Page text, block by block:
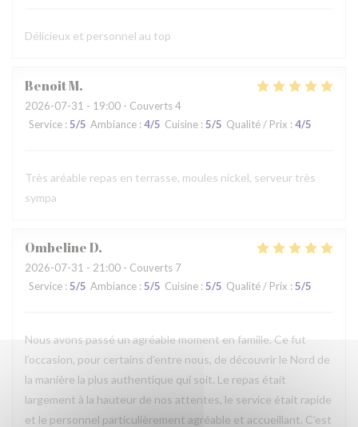
Délicieux et personnel au top
BenoitM
2026-07-31 - 19:00 - Couverts 4
Service : 5/5 Ambiance : 4/5 Cuisine : 5/5 Qualité / Prix : 4/5
Très aréable repas en terrasse, moules nickel, serveur très
sympa
OmbelineD
2026-07-31 - 21:00 - Couverts 7
Service : 5/5 Ambiance : 5/5 Cuisine : 5/5 Qualité / Prix : 5/5
Nous avons passé un agréable moment en famille. Ce fut
l’occasion, pour certains d’entre nous, de découvrir le Nord de
la manière la plus authentique qui soit. Le repas était
largement à la hauteur de nos attentes, le service était rapide
et le personnel particulièrement agréable et accueillant. C’est